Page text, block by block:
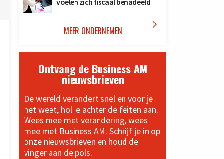
voelen zich fiscaal benadeeld
MEER ONDERNEMEN 
Ontvang de Business AM
nieuwsbrieven
De wereld verandert snel en voor je
het weet, hol je achter de feiten aan.
Wees mee met verandering, wees
mee met Business AM. Schrijf je in op
onze nieuwsbrieven en houd de
vinger aan de pols.